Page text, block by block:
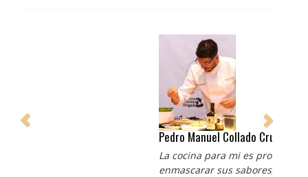
La cocina para mi es producto bien tratado sin
enmascarar sus sabores, cocina de verdad de antaño